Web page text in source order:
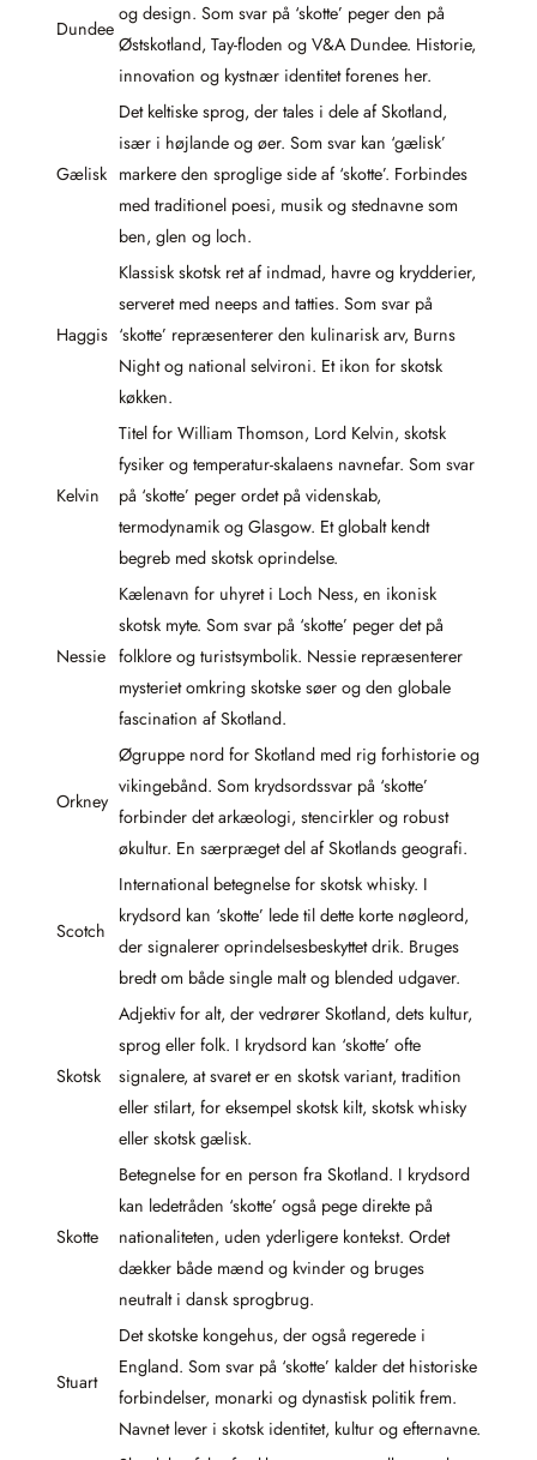
Dundee
og design. Som svar på ‘skotte’ peger den på
Østskotland, Tay-floden og V&A Dundee. Historie,
innovation og kystnær identitet forenes her.
Gælisk
Det keltiske sprog, der tales i dele af Skotland,
især i højlande og øer. Som svar kan ‘gælisk’
markere den sproglige side af ‘skotte’. Forbindes
med traditionel poesi, musik og stednavne som
ben, glen og loch.
Haggis
Klassisk skotsk ret af indmad, havre og krydderier,
serveret med neeps and tatties. Som svar på
‘skotte’ repræsenterer den kulinarisk arv, Burns
Night og national selvironi. Et ikon for skotsk
køkken.
Kelvin
Titel for William Thomson, Lord Kelvin, skotsk
fysiker og temperatur-skalaens navnefar. Som svar
på ‘skotte’ peger ordet på videnskab,
termodynamik og Glasgow. Et globalt kendt
begreb med skotsk oprindelse.
Nessie
Kælenavn for uhyret i Loch Ness, en ikonisk
skotsk myte. Som svar på ‘skotte’ peger det på
folklore og turistsymbolik. Nessie repræsenterer
mysteriet omkring skotske søer og den globale
fascination af Skotland.
Orkney
Øgruppe nord for Skotland med rig forhistorie og
vikingebånd. Som krydsordssvar på ‘skotte’
forbinder det arkæologi, stencirkler og robust
økultur. En særpræget del af Skotlands geografi.
Scotch
International betegnelse for skotsk whisky. I
krydsord kan ‘skotte’ lede til dette korte nøgleord,
der signalerer oprindelsesbeskyttet drik. Bruges
bredt om både single malt og blended udgaver.
Skotsk
Adjektiv for alt, der vedrører Skotland, dets kultur,
sprog eller folk. I krydsord kan ‘skotte’ ofte
signalere, at svaret er en skotsk variant, tradition
eller stilart, for eksempel skotsk kilt, skotsk whisky
eller skotsk gælisk.
Skotte
Betegnelse for en person fra Skotland. I krydsord
kan ledetråden ‘skotte’ også pege direkte på
nationaliteten, uden yderligere kontekst. Ordet
dækker både mænd og kvinder og bruges
neutralt i dansk sprogbrug.
Stuart
Det skotske kongehus, der også regerede i
England. Som svar på ‘skotte’ kalder det historiske
forbindelser, monarki og dynastisk politik frem.
Navnet lever i skotsk identitet, kultur og efternavne.